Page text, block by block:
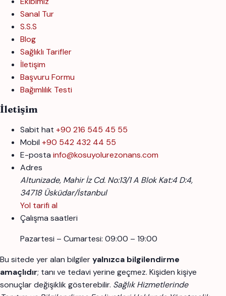
Sanal Tur
S.S.S
Blog
Sağlıklı Tarifler
İletişim
Başvuru Formu
Bağımlılık Testi
İletişim
Sabit hat +90 216 545 45 55
Mobil +90 542 432 44 55
E-posta info@kosuyolurezonans.com
Adres
Altunizade, Mahir İz Cd. No:13/1 A Blok Kat:4 D:4,
34718 Üsküdar/İstanbul
Yol tarifi al
Çalışma saatleri
Pazartesi – Cumartesi: 09:00 – 19:00
Bu sitede yer alan bilgileryalnızca bilgilendirme
amaçlıdır; tanı ve tedavi yerine geçmez. Kişiden kişiye
sonuçlar değişiklik gösterebilir. Sağlık Hizmetlerinde